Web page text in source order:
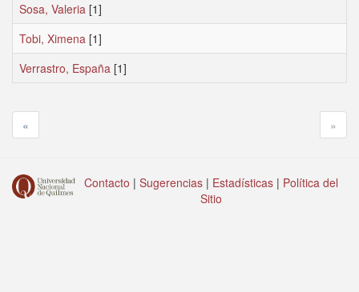
Sosa, Valeria [1]
Tobi, Ximena [1]
Verrastro, España [1]
« »
Contacto | Sugerencias | Estadísticas | Política del
Sitio